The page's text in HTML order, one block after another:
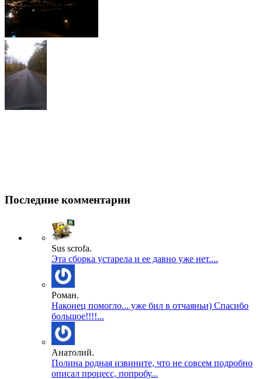
Последние комментарии
Sus scrofa.
Эта сборка устарела и ее давно уже нет....
Роман.
Наконец помогло... уже бил в отчаяньи) Спасибо
большое!!!!...
Анатолий.
Полина родная извините, что не совсем подробно
описал процесс, попробу...